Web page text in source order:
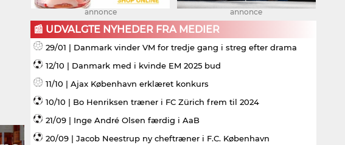
annonce annonce
📰 UDVALGTE NYHEDER FRA MEDIER
29/01 | Danmark vinder VM for tredje gang i streg efter drama
12/10 | Danmark med i kvinde EM 2025 bud
11/10 | Ajax København erklæret konkurs
10/10 | Bo Henriksen træner i FC Zürich frem til 2024
21/09 | Inge André Olsen færdig i AaB
20/09 | Jacob Neestrup ny cheftræner i F.C. København